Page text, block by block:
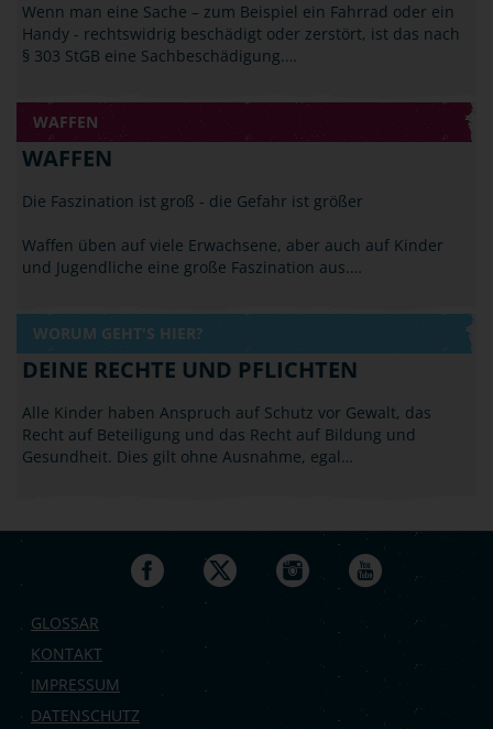
Wenn man eine Sache – zum Beispiel ein Fahrrad oder ein
Handy - rechtswidrig beschädigt oder zerstört, ist das nach
§ 303 StGB eine Sachbeschädigung.…
WAFFEN
WAFFEN
Die Faszination ist groß - die Gefahr ist größer
Waffen üben auf viele Erwachsene, aber auch auf Kinder
und Jugendliche eine große Faszination aus.…
WORUM GEHT'S HIER?
DEINE RECHTE UND PFLICHTEN
Alle Kinder haben Anspruch auf Schutz vor Gewalt, das
Recht auf Beteiligung und das Recht auf Bildung und
Gesundheit. Dies gilt ohne Ausnahme, egal…
GLOSSAR
KONTAKT
IMPRESSUM
DATENSCHUTZ